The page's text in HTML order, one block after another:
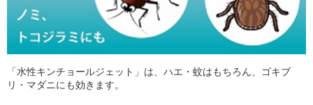
「水性キンチョールジェット」は、ハエ・蚊はもちろん、ゴキブ
リ・マダニにも効きます。